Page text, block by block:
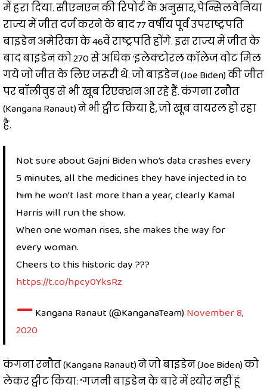
में हरा दिया. सीएनएन की रिपोर्ट के अनुसार, पेन्सिलवेनिया
राज्य में जीत दर्ज करने के बाद 77 वर्षीय पूर्व उपराष्ट्रपति
बाइडेन अमेरिका के 46वें राष्ट्रपति होंगे. इस राज्य में जीत के
बाद बाइडेन को 270 से अधिक ‘इलेक्टोरल कॉलेज वोट मिल
गये जो जीत के लिए जरूरी थे. जो बाइडेन (Joe Biden) की जीत
पर बॉलीवुड से भी खूब रिएक्शन आ रहे हैं. कंगना रनौत
(Kangana Ranaut) ने भी ट्वीट किया है, जो खूब वायरल हो रहा
है.
Not sure about Gajni Biden who’s data crashes every
5 minutes, all the medicines they have injected in to
him he won’t last more than a year, clearly Kamal
Harris will run the show.
When one woman rises, she makes the way for
every woman.
Cheers to this historic day ???
https://t.co/hpcy0YksRz
—Kangana Ranaut (@KanganaTeam)November 8,
2020
कंगना रनौत (Kangana Ranaut) ने जो बाइडेन (Joe Biden) को
लेकर ट्वीट किया: “गजनी बाइडेन के बारे में श्योर नहीं हूं